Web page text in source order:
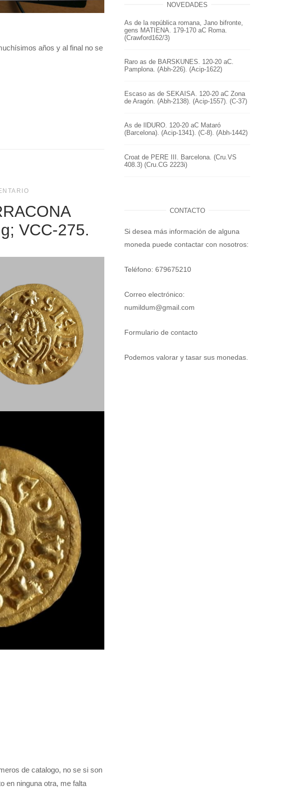
años y al final no se
VCC-275.
de catalogo, no se si son
en ninguna otra, me falta
NOVEDADES
As de la república romana, Jano bifronte,
gens MATIENA. 179-170 aC Roma.
(Crawford162/3)
Raro as de BARSKUNES. 120-20 aC.
Pamplona. (Abh-226). (Acip-1622)
Escaso as de SEKAISA. 120-20 aC Zona
de Aragón. (Abh-2138). (Acip-1557). (C-37)
As de IlDURO. 120-20 aC Mataró
(Barcelona). (Acip-1341). (C-8). (Abh-1442)
Croat de PERE III. Barcelona. (Cru.VS
408.3) (Cru.CG 2223i)
CONTACTO
Si desea más información de alguna
moneda puede contactar con nosotros:
Teléfono: 679675210
Correo electrónico:
numildum@gmail.com
Formulario de contacto
Podemos valorar y tasar sus monedas.